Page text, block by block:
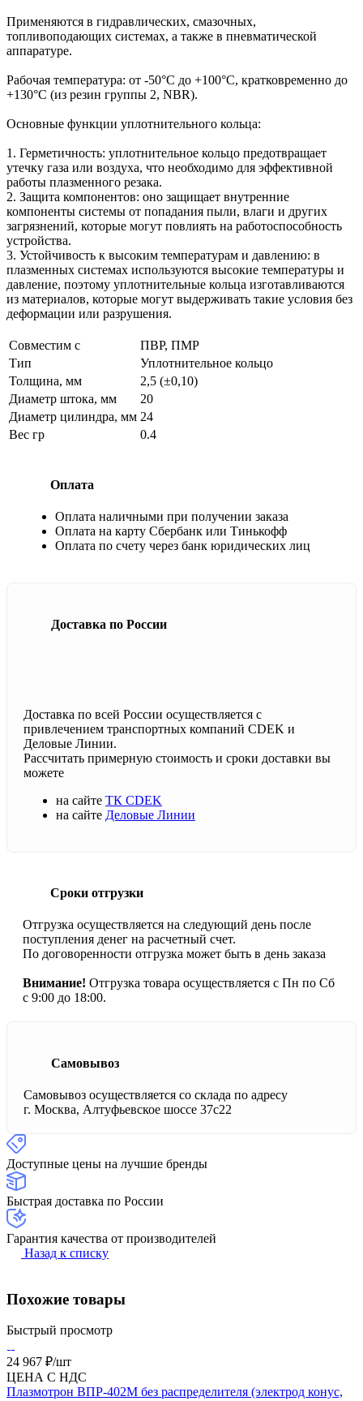
Применяются в гидравлических, смазочных,
топливоподающих системах, а также в пневматической
аппаратуре.
Рабочая температура: от -50°С до +100°C, кратковременно до
+130°C (из резин группы 2, NBR).
Основные функции уплотнительного кольца:
1. Герметичность: уплотнительное кольцо предотвращает
утечку газа или воздуха, что необходимо для эффективной
работы плазменного резака.
2. Защита компонентов: оно защищает внутренние
компоненты системы от попадания пыли, влаги и других
загрязнений, которые могут повлиять на работоспособность
устройства.
3. Устойчивость к высоким температурам и давлению: в
плазменных системах используются высокие температуры и
давление, поэтому уплотнительные кольца изготавливаются
из материалов, которые могут выдерживать такие условия без
деформации или разрушения.
Совместим с
ПВР, ПМР
Тип
Уплотнительное кольцо
Толщина, мм
2,5 (±0,10)
Диаметр штока, мм
20
Диаметр цилиндра, мм 24
Вес гр
0.4
Оплата
Оплата наличными при получении заказа
Оплата на карту Сбербанк или Тинькофф
Оплата по счету через банк юридических лиц
Доставка по России
Доставка по всей России осуществляется с
привлечением транспортных компаний CDEK и
Деловые Линии.
Рассчитать примерную стоимость и сроки доставки вы
можете
на сайте ТК CDEK
на сайте Деловые Линии
Сроки отгрузки
Отгрузка осуществляется на следующий день после
поступления денег на расчетный счет.
По договоренности отгрузка может быть в день заказа
Внимание! Отгрузка товара осуществляется с Пн по Сб
с 9:00 до 18:00.
Самовывоз
Самовывоз осуществляется со склада по адресу
г. Москва, Алтуфьевское шоссе 37с22
Доступные цены на лучшие бренды
Быстрая доставка по России
Гарантия качества от производителей
Назад к списку
Похожие товары
Быстрый просмотр
24 967 ₽/шт
ЦЕНА С НДС
Плазмотрон ВПР-402М без распределителя (электрод конус,